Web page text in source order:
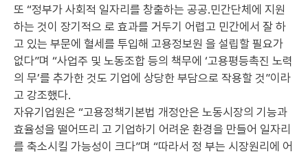
또 “정부가 사회적 일자리를 창출하는 공공.민간단체에 지원
하는 것이 장기적으 로 효과를 거두기 어렵고 민간에서 잘 하
고 있는 부문에 혈세를 투입해 고용정보원 을 설립할 필요가
없다”며 “사업주 및 노동조합 등의 책무에 ‘고용평등촉진 노력
의 무’를 추가한 것도 기업에 상당한 부담으로 작용할 것”이라
고 강조했다.
자유기업원은 “고용정책기본법 개정안은 노동시장의 기능과
효율성을 떨어뜨리 고 기업하기 어려운 환경을 만들어 일자리
를 축소시킬 가능성이 크다”며 “따라서 정 부는 시장원리에 어